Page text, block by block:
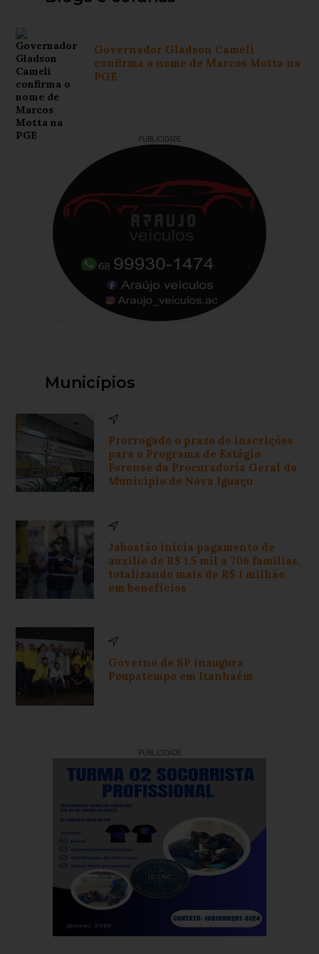
Governador Gladson Cameli
confirma o nome de Marcos Motta na
PGE
PUBLICIDADE
Municípios
Prorrogado o prazo de inscrições
para o Programa de Estágio
Forense da Procuradoria Geral do
Município de Nova Iguaçu
Jaboatão inicia pagamento de
auxílio de R$ 1,5 mil a 706 famílias,
totalizando mais de R$ 1 milhão
em benefícios
Governo de SP inaugura
Poupatempo em Itanhaém
PUBLICIDADE